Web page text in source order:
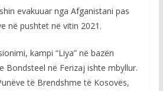
evakuuar nga Afganistani pas
në pushtet në vitin 2021.
kampi “Liya” në bazën
Bondsteel në Ferizaj ishte mbyllur.
të Brendshme të Kosovës,